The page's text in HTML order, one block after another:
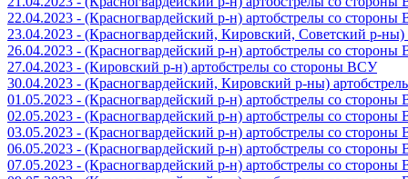
22.04.2023 - (Красногвардейский р-н) артобстрелы со
23.04.2023 - (Красногвардейский, Кировский, Советский р-
26.04.2023 - (Красногвардейский р-н) артобстрелы со
27.04.2023 - (Кировский р-н) артобстрелы со стороны ВСУ
30.04.2023 - (Красногвардейский, Кировский р-ны)
01.05.2023 - (Красногвардейский р-н) артобстрелы со
02.05.2023 - (Красногвардейский р-н) артобстрелы со
03.05.2023 - (Красногвардейский р-н) артобстрелы со
06.05.2023 - (Красногвардейский р-н) артобстрелы со
07.05.2023 - (Красногвардейский р-н) артобстрелы со